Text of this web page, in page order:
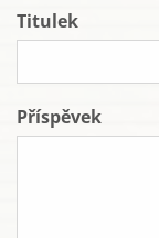
Titulek
Příspěvek